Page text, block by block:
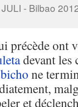
- Bilbao
précède ont
devant les
bicho ne
et